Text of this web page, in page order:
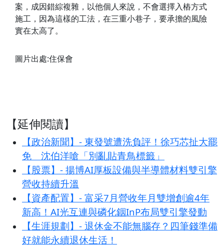
案，成因錯綜複雜，以他個人來說，不會選擇入樁方式
施工，因為這樣的工法，在三重小巷子，要承擔的風險
實在太高了。
圖片出處:住保會
【延伸閱讀】
【政治新聞】- 東發號遭洗負評！徐巧芯扯大罷
免 沈伯洋嗆「別亂貼青鳥標籤」
【股票】- 揚博AI厚板設備與半導體材料雙引擎
營收持續升溫
【資產配置】- 富采7月營收年月雙增創逾4年
新高！AI光互連與磷化銦InP布局雙引擎發動
【生涯規劃】- 退休金不能無腦存？四筆錢準備
好就能永續退休生活！